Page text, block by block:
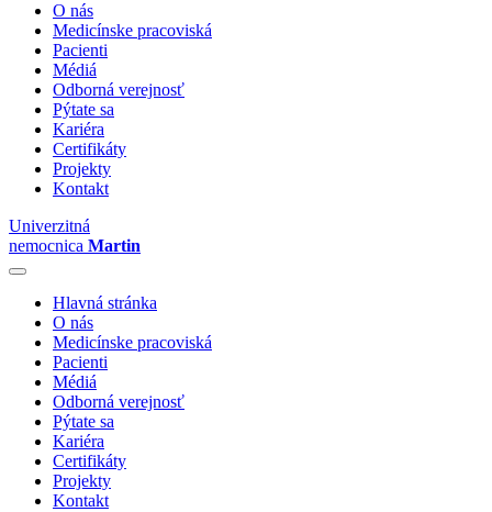
O nás
Medicínske pracoviská
Pacienti
Médiá
Odborná verejnosť
Pýtate sa
Kariéra
Certifikáty
Projekty
Kontakt
Univerzitná
nemocnica Martin
Hlavná stránka
O nás
Medicínske pracoviská
Pacienti
Médiá
Odborná verejnosť
Pýtate sa
Kariéra
Certifikáty
Projekty
Kontakt